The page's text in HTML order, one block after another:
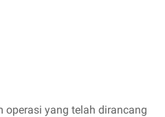
operasi yang telah dirancang